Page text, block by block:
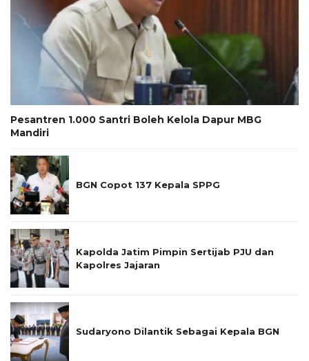
Pesantren 1.000 Santri Boleh Kelola Dapur MBG
Mandiri
BGN Copot 137 Kepala SPPG
Kapolda Jatim Pimpin Sertijab PJU dan
Kapolres Jajaran
Sudaryono Dilantik Sebagai Kepala BGN